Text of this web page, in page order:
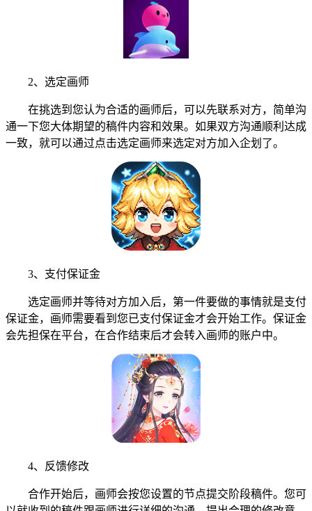
2、选定画师
在挑选到您认为合适的画师后，可以先联系对方，简单沟
通一下您大体期望的稿件内容和效果。如果双方沟通顺利达成
一致，就可以通过点击选定画师来选定对方加入企划了。
3、支付保证金
选定画师并等待对方加入后，第一件要做的事情就是支付
保证金，画师需要看到您已支付保证金才会开始工作。保证金
会先担保在平台，在合作结束后才会转入画师的账户中。
4、反馈修改
合作开始后，画师会按您设置的节点提交阶段稿件。您可